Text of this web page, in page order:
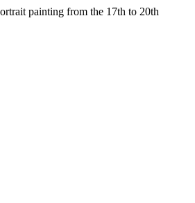
painting from the 17th to 20th